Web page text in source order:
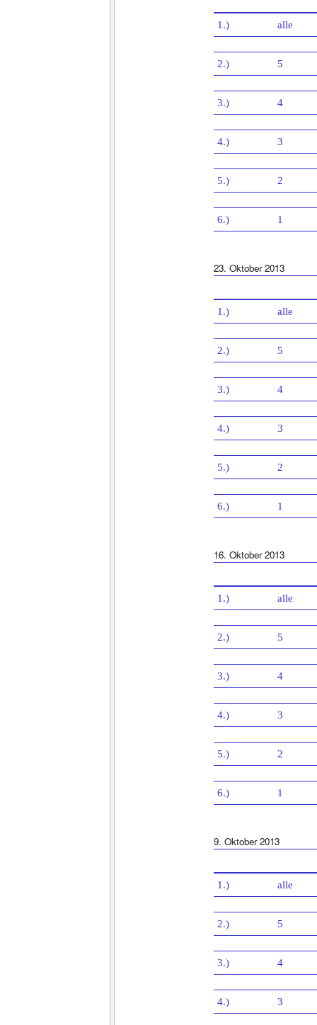
1.) alle
2.) 5
3.) 4
4.) 3
5.) 2
6.) 1
23. Oktober 2013
1.) alle
2.) 5
3.) 4
4.) 3
5.) 2
6.) 1
16. Oktober 2013
1.) alle
2.) 5
3.) 4
4.) 3
5.) 2
6.) 1
9. Oktober 2013
1.) alle
2.) 5
3.) 4
4.) 3